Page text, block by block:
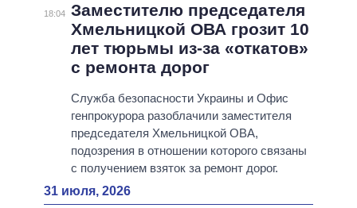
18:04 Заместителю председателя
Хмельницкой ОВА грозит 10
лет тюрьмы из-за «откатов»
с ремонта дорог
Служба безопасности Украины и Офис
генпрокурора разоблачили заместителя
председателя Хмельницкой ОВА,
подозрения в отношении которого связаны
с получением взяток за ремонт дорог.
31 июля, 2026